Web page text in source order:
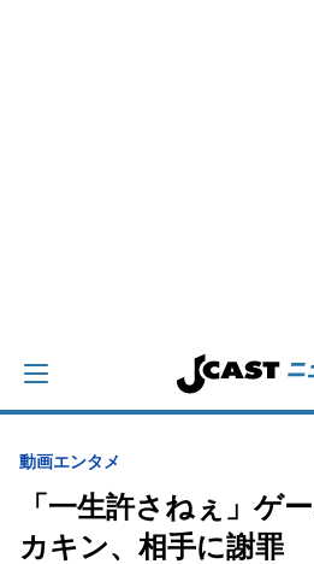
動画エンタメ
「一生許さねぇ」ゲ
カキン、相手に謝罪